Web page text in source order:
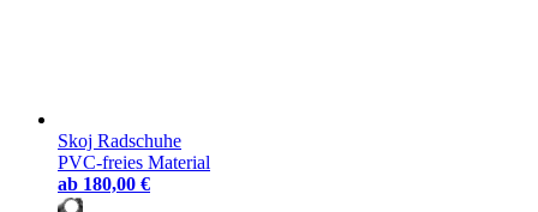
Skoj Radschuhe
PVC-freies Material
ab 180,00 €